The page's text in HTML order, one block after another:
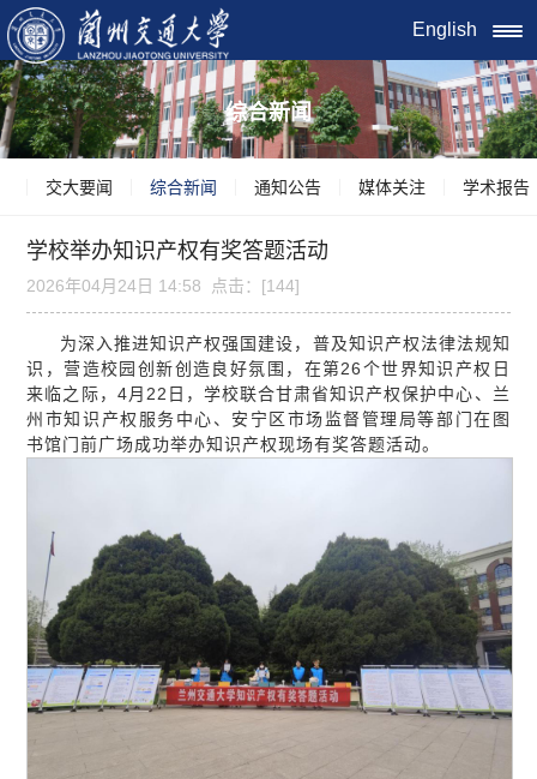
English
综合新闻
交大要闻 综合新闻 通知公告 媒体关注 学术报告
学校举办知识产权有奖答题活动
2026年04月24日 14:58 点击：[144]
为深入推进知识产权强国建设，普及知识产权法律法规知
识，营造校园创新创造良好氛围，在第26个世界知识产权日
来临之际，4月22日，学校联合甘肃省知识产权保护中心、兰
州市知识产权服务中心、安宁区市场监督管理局等部门在图
书馆门前广场成功举办知识产权现场有奖答题活动。